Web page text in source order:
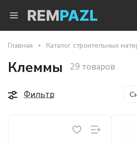
Главная Каталог строительных
Клеммы 29 товаров
Фильтр